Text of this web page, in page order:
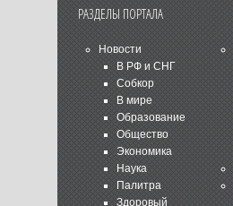
РАЗДЕЛЫ ПОРТАЛА
Новости
В РФ и СНГ
Собкор
В мире
Образование
Общество
Экономика
Наука
Палитра
Здоровый